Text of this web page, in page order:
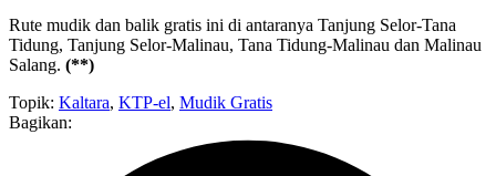
Rute mudik dan balik gratis ini di antaranya Tanjung Selor-Tana
Tidung, Tanjung Selor-Malinau, Tana Tidung-Malinau dan Malinau
Salang. (**)
Topik: Kaltara, KTP-el, Mudik Gratis
Bagikan: